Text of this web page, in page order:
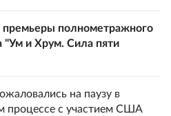
премьеры полнометражного
"Ум и Хрум. Сила пяти
на паузу в
процессе с участием США